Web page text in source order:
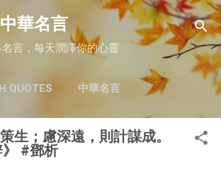
跳至主要內容
中華名言
言，每天潤澤你的心靈
QUOTES 中華名言
生；慮深遠，則計謀成。
》 #鄧析